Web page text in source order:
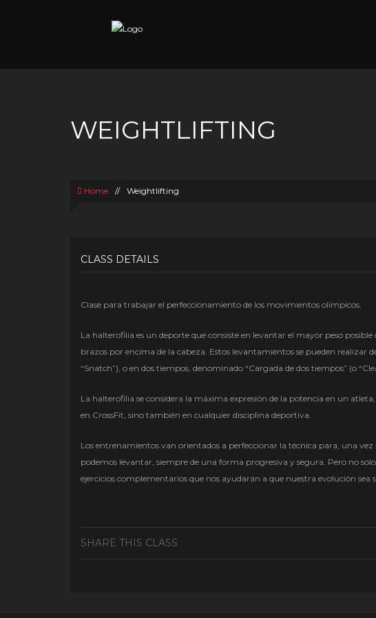
WEIGHTLIFTING
Home // Weightlifting
CLASS DETAILS
Clase para trabajar el perfeccionamiento de los movimientos olímpicos.
La halterofilia es un deporte que consiste en levantar el mayor peso
brazos por encima de la cabeza. Estos levantamientos se pueden
“Snatch”), o en dos tiempos, denominado “Cargada de dos tiempos” (o
La halterofilia se considera la máxima expresión de la potencia en un
en CrossFit, sino también en cualquier disciplina deportiva.
Los entrenamientos van orientados a perfeccionar la técnica para, una
podemos levantar, siempre de una forma progresiva y segura. Pero no
ejercicios complementarios que nos ayudarán a que nuestra evolución sea
SHARE THIS CLASS